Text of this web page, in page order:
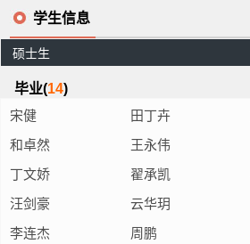
学生信息
硕士生
毕业(14)
宋健
田丁卉
和卓然
王永伟
丁文娇
翟承凯
汪剑豪
云华玥
李连杰
周鹏